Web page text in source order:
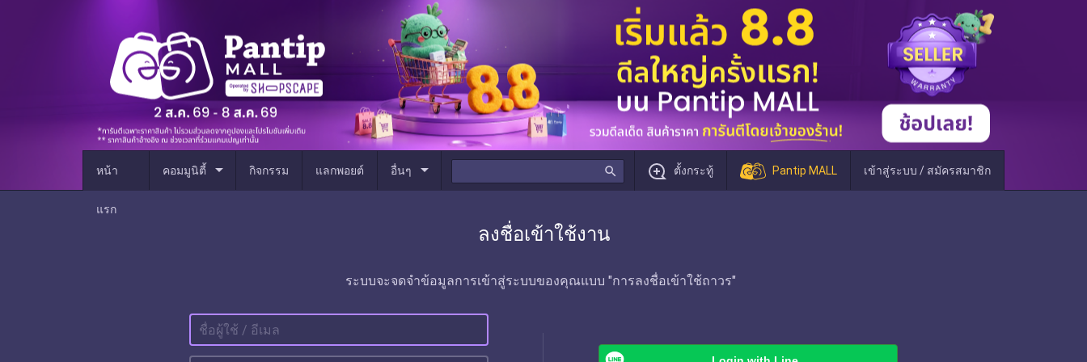
หน้า
แรก
คอมมูนิตี้ arrow_drop_down กิจกรรม แลกพอยต์ อื่นๆ arrow_drop_down search ตั้งกระทู้ Pantip MALL เข้าสู่ระบบ / สมัครสมาชิก
ลงชื่อเข้าใช้งาน
ระบบจะจดจำข้อมูลการเข้าสู่ระบบของคุณแบบ "การลงชื่อเข้าใช้ถาวร"